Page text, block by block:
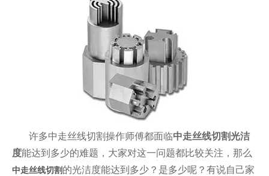
许多中走丝线切割操作师傅都面临中走丝线切割光洁
度能达到多少的难题，大家对这一问题都比较关注， 那么
中走丝线切割的光洁度能达到多少？是多少呢？有说自己家